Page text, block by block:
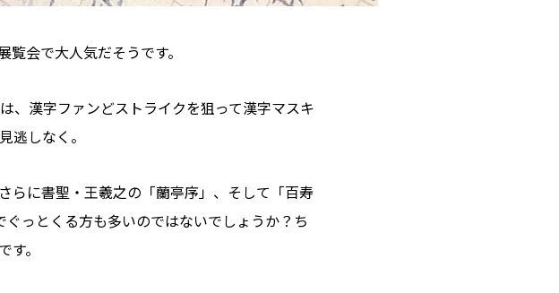
会で大人気だそうです。
、漢字ファンどストライクを狙って漢字マスキ
逃しなく。
らに書聖・王羲之の「蘭亭序」、そして「百寿
っとくる方も多いのではないでしょうか？ち
。